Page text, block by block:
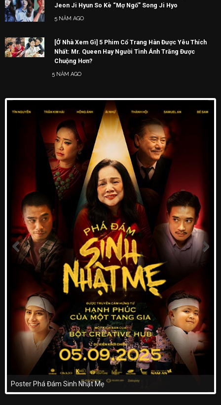
Jeon Ji Hyun So Kè “Mợ Ngố” Song Ji Hyo
5 NĂM AGO
[Ở Nhà Xem Gì] 5 Phim Cổ Trang Hàn Được Yêu Thích
Nhất: Mr. Queen Hay Người Tình Ánh Trăng Được
Chuộng Hơn?
5 NĂM AGO
Poster Phá Đám Sinh Nhật Mẹ